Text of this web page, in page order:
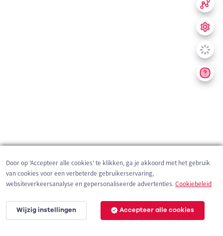
200 m
Door op 'Accepteer alle cookies' te klikken, ga je akkoord met het gebruik
van cookies voor een verbeterde gebruikerservaring,
websiteverkeersanalyse en gepersonaliseerde advertenties.Cookiebeleid
Wijzig instellingen Accepteer alle cookies